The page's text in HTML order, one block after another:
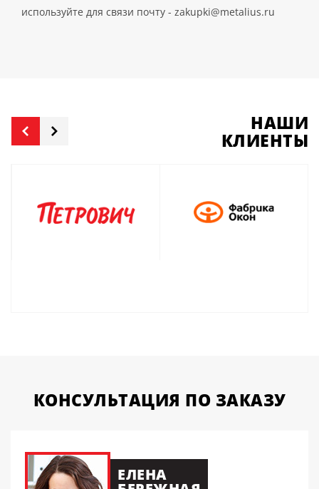
используйте для связи почту - zakupki@metalius.ru
НАШИ
КЛИЕНТЫ
КОНСУЛЬТАЦИЯ ПО ЗАКАЗУ
ЕЛЕНА